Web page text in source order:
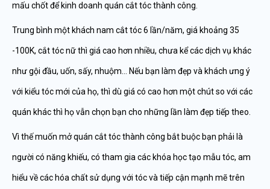
mấu chốt để kinh doanh quán cắt tóc thành công.
Trung bình một khách nam cắt tóc 6 lần/năm, giá khoảng 35
-100K, cắt tóc nữ thì giá cao hơn nhiều, chưa kể các dịch vụ khác
như gội đầu, uốn, sấy, nhuộm… Nếu bạn làm đẹp và khách ưng ý
với kiểu tóc mới của họ, thì dù giá có cao hơn một chút so với các
quán khác thì họ vẫn chọn bạn cho những lần làm đẹp tiếp theo.
Vì thế muốn mở quán cắt tóc thành công bắt buộc bạn phải là
người có năng khiếu, có tham gia các khóa học tạo mẫu tóc, am
hiểu về các hóa chất sử dụng với tóc và tiếp cận mạnh mẽ trên